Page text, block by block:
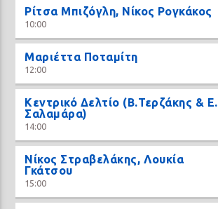
Ρίτσα Μπιζόγλη, Νίκος Ρογκάκος
10:00
Μαριέττα Ποταμίτη
12:00
Κεντρικό Δελτίο (Β.Τερζάκης & Ε.
Σαλαμάρα)
14:00
Νίκος Στραβελάκης, Λουκία
Γκάτσου
15:00